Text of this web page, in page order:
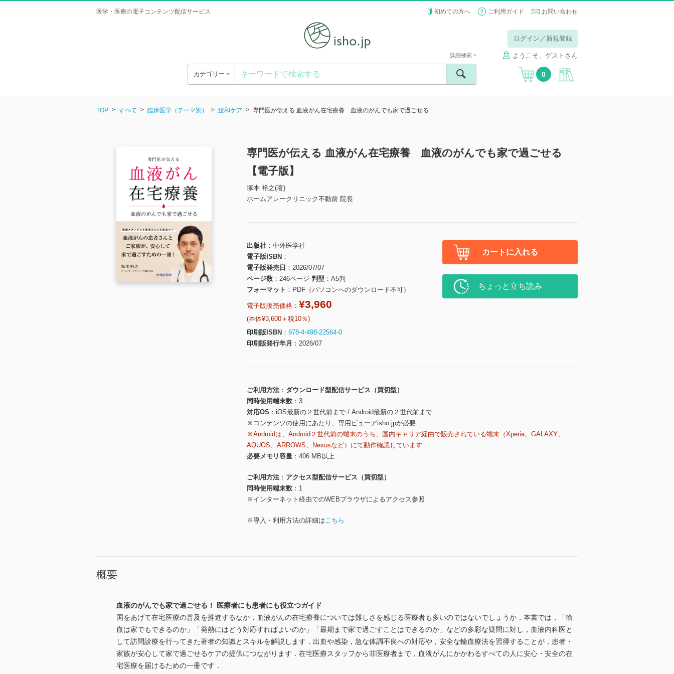
医学・医療の電子コンテンツ配信サービス 初めての方へ ご利用ガイド お問い合わせ
ログイン／新規登録
ようこそ、ゲストさん
カテゴリー
詳細検索
0
TOP すべて 臨床医学（テーマ別） 緩和ケア 専門医が伝える 血液がん在宅療養 血液のがんでも家で過ごせる
専門医が伝える 血液がん在宅療養 血液のがんでも家で過ごせる
【電子版】
塚本 裕之(著)
ホームアレークリニック不動前 院長
出版社
中外医学社
電子版ISBN
電子版発売日
2026/07/07
ページ数
246ページ 判型
A5判
フォーマット
PDF（パソコンへのダウンロード不可）
電子版販売価格： ¥3,960
(本体¥3,600＋税10％)
印刷版ISBN
978-4-498-22564-0
印刷版発行年月
2026/07
カートに入れる
ちょっと立ち読み
ご利用方法
ダウンロード型配信サービス（買切型）
同時使用端末数
3
対応OS
iOS最新の２世代前まで / Android最新の２世代前まで
※コンテンツの使用にあたり、専用ビューアisho.jpが必要
※Androidは、Android２世代前の端末のうち、国内キャリア経由で販売されている端末（Xperia、GALAXY、
AQUOS、ARROWS、Nexusなど）にて動作確認しています
必要メモリ容量
406 MB以上
ご利用方法
アクセス型配信サービス（買切型）
同時使用端末数
1
※インターネット経由でのWEBブラウザによるアクセス参照
※導入・利用方法の詳細はこちら
概要
血液のがんでも家で過ごせる！ 医療者にも患者にも役立つガイド
国をあげて在宅医療の普及を推進するなか，血液がんの在宅療養については難しさを感じる医療者も多いのではないでしょうか．本書では，「輸
血は家でもできるのか」「発熱にはどう対応すればよいのか」「最期まで家で過ごすことはできるのか」などの多彩な疑問に対し，血液内科医と
して訪問診療を行ってきた著者の知識とスキルを解説します．出血や感染，急な体調不良への対応や，安全な輸血療法を習得することが，患者・
家族が安心して家で過ごせるケアの提供につながります．在宅医療スタッフから非医療者まで，血液がんにかかわるすべての人に安心・安全の在
宅医療を届けるための一冊です．